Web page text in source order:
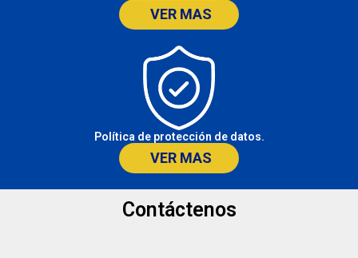
VER MAS
Política de protección de datos.
VER MAS
Contáctenos